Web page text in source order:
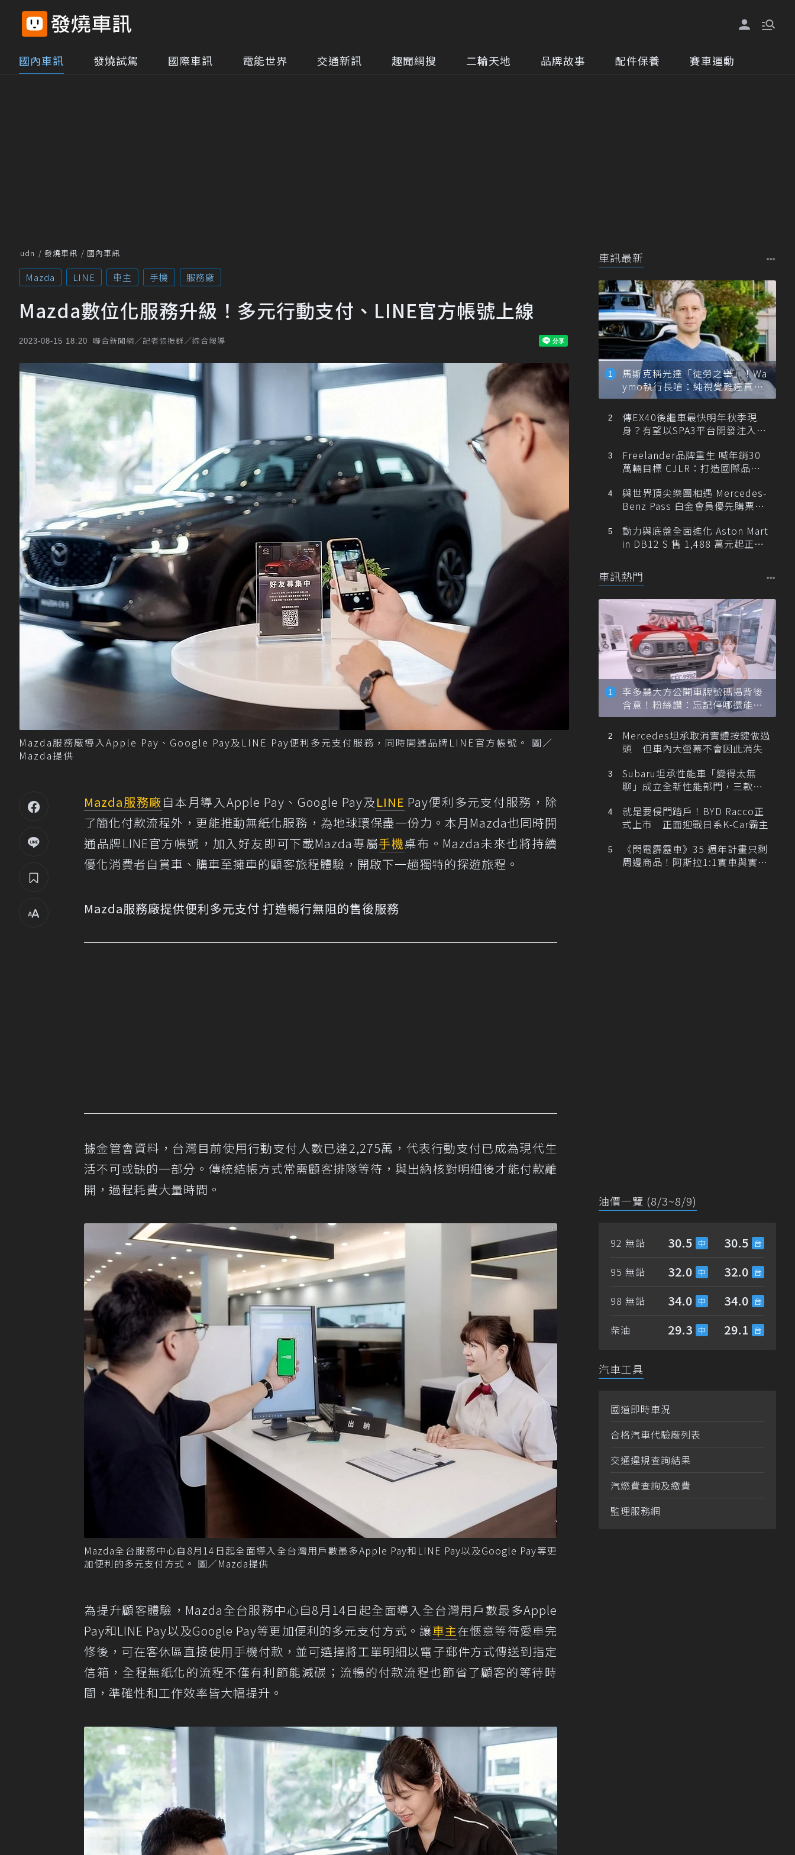
國內車訊 發燒試駕 國際車訊 電能世界 交通新訊 趣聞網搜 二輪天地 品牌故事 配件保養 賽車運動
udn 發燒車訊 國內車訊
Mazda LINE 車主 手機 服務廠
Mazda數位化服務升級！多元行動支付、LINE官方帳號上線
2023-08-15 18:20 聯合新聞網／記者張振群／綜合報導
Mazda服務廠導入Apple Pay、Google Pay及LINE Pay便利多元支付服務，同時開通品牌LINE官方帳號。 圖／
Mazda提供
Mazda服務廠自本月導入Apple Pay、Google Pay及LINE Pay便利多元支付服務，除
了簡化付款流程外，更能推動無紙化服務，為地球環保盡一份力。本月Mazda也同時開
通品牌LINE官方帳號，加入好友即可下載Mazda專屬手機桌布。Mazda未來也將持續
優化消費者自賞車、購車至擁車的顧客旅程體驗，開啟下一趟獨特的探遊旅程。
Mazda服務廠提供便利多元支付 打造暢行無阻的售後服務
據金管會資料，台灣目前使用行動支付人數已達2,275萬，代表行動支付已成為現代生
活不可或缺的一部分。傳統結帳方式常需顧客排隊等待，與出納核對明細後才能付款離
開，過程耗費大量時間。
Mazda全台服務中心自8月14日起全面導入全台灣用戶數最多Apple Pay和LINE Pay以及Google Pay等更
加便利的多元支付方式。 圖／Mazda提供
為提升顧客體驗，Mazda全台服務中心自8月14日起全面導入全台灣用戶數最多Apple
Pay和LINE Pay以及Google Pay等更加便利的多元支付方式。讓車主在愜意等待愛車完
修後，可在客休區直接使用手機付款，並可選擇將工單明細以電子郵件方式傳送到指定
信箱，全程無紙化的流程不僅有利節能減碳；流暢的付款流程也節省了顧客的等待時
間，準確性和工作效率皆大幅提升。
車訊最新
馬斯克稱光達「徒勞之舉」！Wa
ymo執行長嗆：純視覺難達真正
自動駕駛
傳EX40後繼車最快明年秋季現
身？有望以SPA3平台開發注入80
Freelander品牌重生 喊年銷30
萬輛目標 CJLR：打造國際品牌
與世界頂尖樂團相遇 Mercedes-
Benz Pass 白金會員優先購票維
動力與底盤全面進化 Aston Mart
in DB12 S 售 1,488 萬元起正式
車訊熱門
李多慧大方公開車牌號碼揭背後
含意！粉絲讚：忘記停哪還能幫
忙找車
Mercedes坦承取消實體按鍵做過
頭 但車內大螢幕不會因此消失
Subaru坦承性能車「變得太無
聊」成立全新性能部門，三款手
就是要侵門踏戶！BYD Racco正
式上市 正面迎戰日系K-Car霸主
《閃電霹靂車》35 週年計畫只剩
周邊商品！阿斯拉1:1實車與實體
油價一覽 (8/3~8/9)
92 無鉛 30.5 30.5
95 無鉛 32.0 32.0
98 無鉛 34.0 34.0
柴油 29.3 29.1
汽車工具
國道即時車況
合格汽車代驗廠列表
交通違規查詢結果
汽燃費查詢及繳費
監理服務網